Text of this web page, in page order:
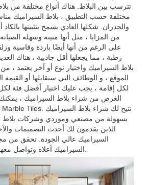
تترسب بين البلاط. هناك أنواع مختلفة من
مختلفة حسب التطبيق ، بلاط السيراميك
والجدران. شكلها العادي يسمح بتثبيتها بالكاد
من المزايا ، مثل أنها متينة وسهلة
على الرغم من أنها أيضًا باردة وقاسية
رطبة ، مما يجعلها أقل جاذبية ، هناك
بلاط السيراميك واختيار نوع أو آخر يعتمد ،
الموقع ، و الوظائف التي ستقابلها أو القيمة
لكل إقامة ، يجب عليك اختيار أفضل فئة
الغرض من شراء بلاط السيراميك ،
بسهولة من مصنعي وموردي وشركات بلاط
الذين يقدمون لك أحدث التصميمات
السيراميك عالي الجودة. تحقق من